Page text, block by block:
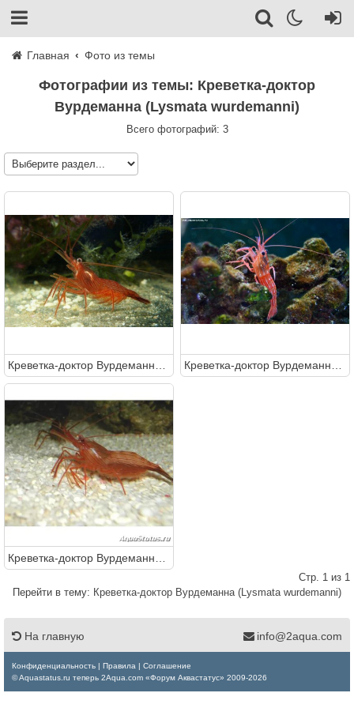
Главная Фото из темы
Фотографии из темы: Креветка-доктор
Вурдеманна (Lysmata wurdemanni)
Всего фотографий: 3
Стр. 1 из 1
Перейти в тему: Креветка-доктор Вурдеманна (Lysmata wurdemanni)
На главную info@2aqua.com
Конфиденциальность | Правила | Соглашение
© Aquastatus.ru теперь 2Aqua.com «Форум Аквастатус» 2009-2026